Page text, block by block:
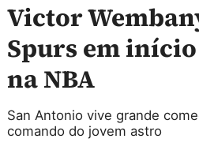
Victor
Spurs em
na NBA
San Antonio vive grande
comando do jovem astro